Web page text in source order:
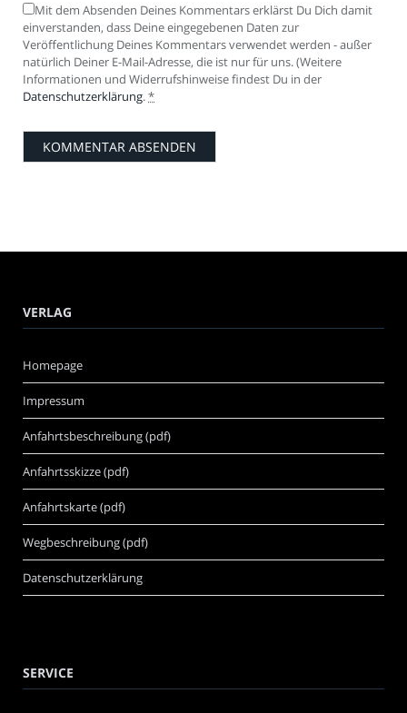
Mit dem Absenden Deines Kommentars erklärst Du Dich damit
einverstanden, dass Deine eingegebenen Daten zur
Veröffentlichung Deines Kommentars verwendet werden - außer
natürlich Deiner E-Mail-Adresse, die ist nur für uns. (Weitere
Informationen und Widerrufshinweise findest Du in der
Datenschutzerklärung. *
VERLAG
Homepage
Impressum
Anfahrtsbeschreibung (pdf)
Anfahrtsskizze (pdf)
Anfahrtskarte (pdf)
Wegbeschreibung (pdf)
Datenschutzerklärung
SERVICE